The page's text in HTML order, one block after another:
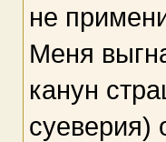
не
Меня
канун
суеверия)